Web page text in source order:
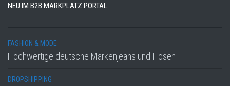
NEU IM B2B MARKPLATZ PORTAL
FASHION & MODE
Hochwertige deutsche Markenjeans und Hosen
DROPSHIPPING